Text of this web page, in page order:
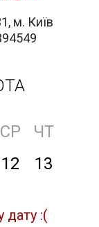
м. Київ
СР
ЧТ
12 13
дату :(